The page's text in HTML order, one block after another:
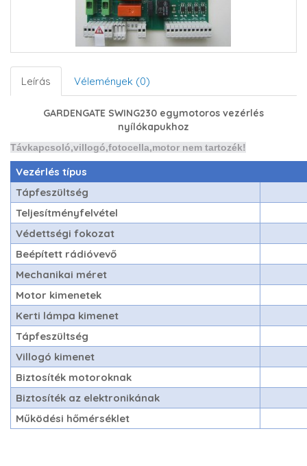
Leírás Vélemények (0)
GARDENGATE SWING230 egymotoros vezérlés
nyílókapukhoz
Távkapcsoló,villogó,fotocella,motor nem tartozék!
Vezérlés típus
Tápfeszültség
Teljesítményfelvétel
Védettségi fokozat
Beépített rádióvevő
Mechanikai méret
Motor kimenetek
Kerti lámpa kimenet
Tápfeszültség
Villogó kimenet
Biztosíték motoroknak
Biztosíték az elektronikának
Működési hőmérséklet